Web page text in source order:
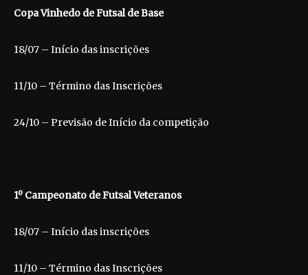
Copa Vinhedo de Futsal de Base
18/07 – Início das inscrições
11/10 – Término das Inscrições
24/10 – Previsão de Início da competição
1º Campeonato de Futsal Veteranos
18/07 – Início das inscrições
11/10 – Término das Inscrições